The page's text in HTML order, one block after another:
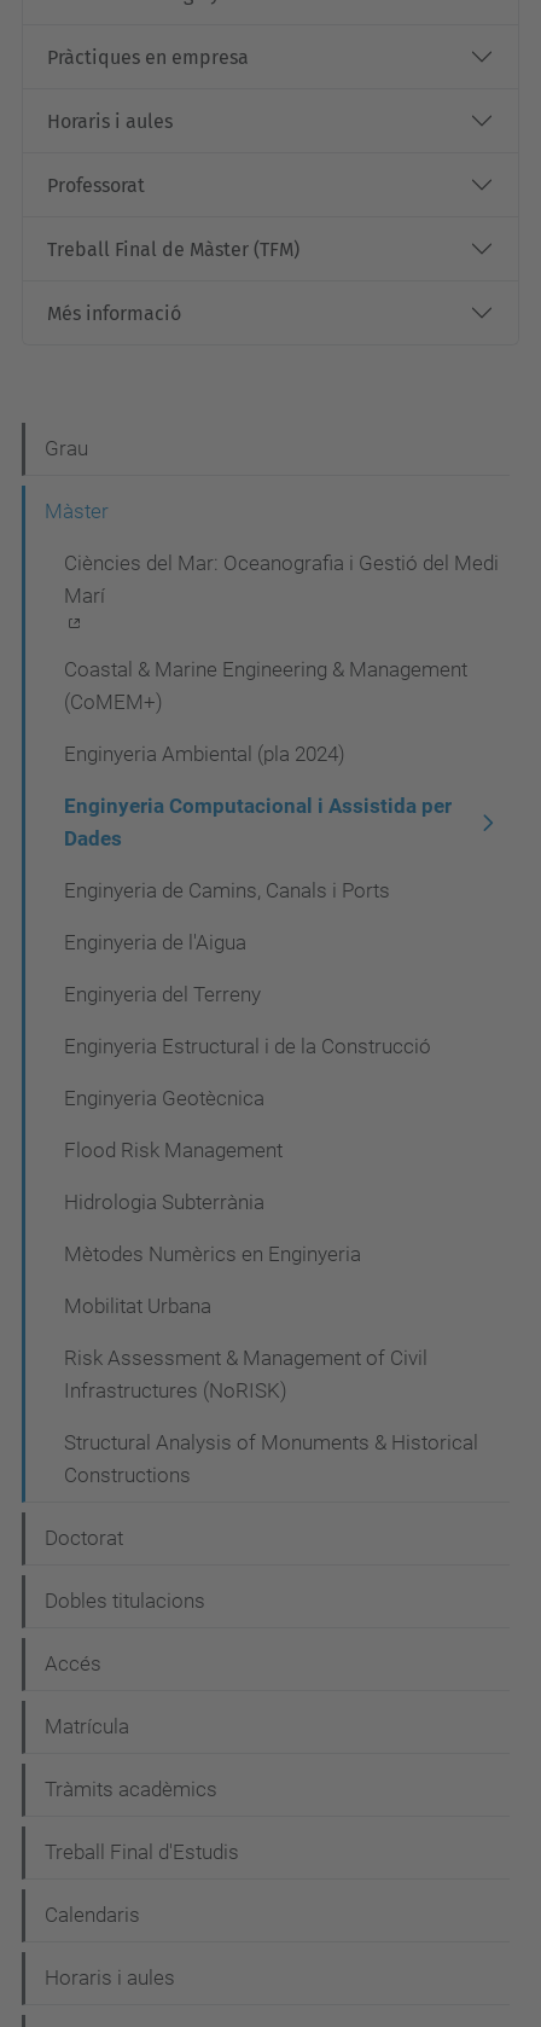
Pràctiques en empresa
Horaris i aules
Professorat
Treball Final de Màster (TFM)
Més informació
a
Grau
Màster
Ciències del Mar: Oceanografia i Gestió del Medi
Marí
Coastal & Marine Engineering & Management
(CoMEM+)
Enginyeria Ambiental (pla 2024)
Enginyeria Computacional i Assistida per
Dades
Enginyeria de Camins, Canals i Ports
Enginyeria de l'Aigua
Enginyeria del Terreny
Enginyeria Estructural i de la Construcció
Enginyeria Geotècnica
Flood Risk Management
Hidrologia Subterrània
Mètodes Numèrics en Enginyeria
Mobilitat Urbana
Risk Assessment & Management of Civil
Infrastructures (NoRISK)
Structural Analysis of Monuments & Historical
Constructions
Doctorat
Dobles titulacions
Accés
Matrícula
Tràmits acadèmics
Treball Final d'Estudis
Calendaris
Horaris i aules